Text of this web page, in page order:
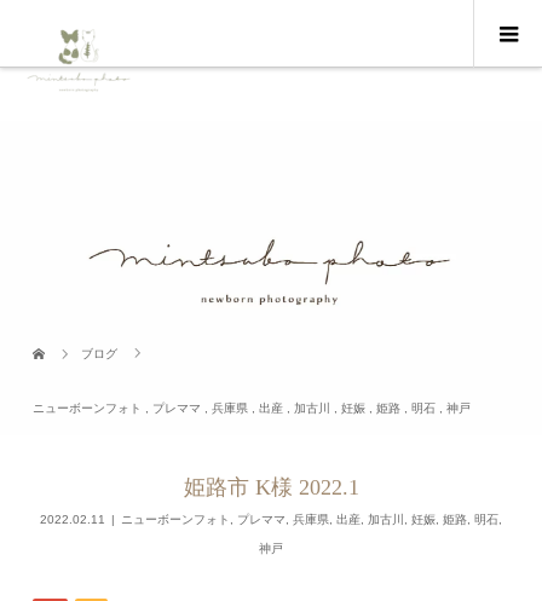
ブログ
ニューボーンフォト プレママ ,兵庫県 ,出産 加古川 ,妊娠 ,姫路 ,明石 ,神戸
姫路市 K様 2022.1
2022.02.11 ニューボーンフォト プレママ 兵庫県 出産 加古川 妊娠 姫路 明石
神戸